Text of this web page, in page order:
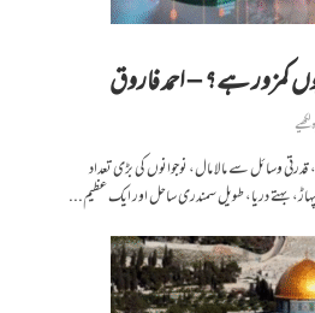
کمزور ہے؟ – احمد فاروق
وسائل سے مالا مال، نوجوانوں کی بڑی تعداد
پہاڑ، بہتے دریا، طویل سمندری ساحل اور ایک عظیم...